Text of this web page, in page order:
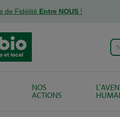
de Fidélité Entre NOUS !
NOS
ACTIONS